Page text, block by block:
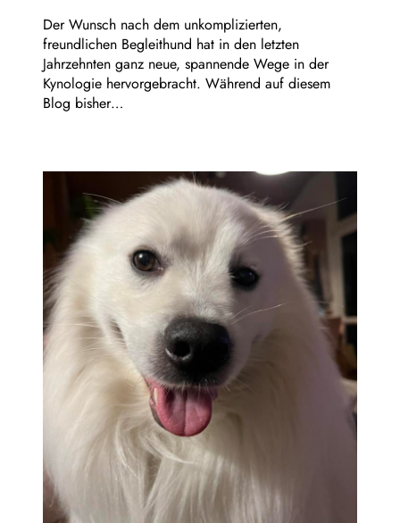
Der Wunsch nach dem unkomplizierten,
freundlichen Begleithund hat in den letzten
Jahrzehnten ganz neue, spannende Wege in der
Kynologie hervorgebracht. Während auf diesem
Blog bisher…